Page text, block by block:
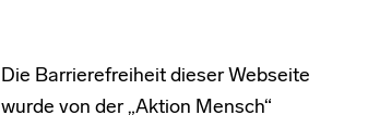
Die Barrierefreiheit dieser Webseite
wurde von der „Aktion Mensch“